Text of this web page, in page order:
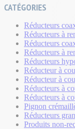
CATÉGORIES
Réducteurs
Réducteurs à
Réducteurs
Réducteurs à
Réducteurs
Réducteur à
Réducteur à
Réducteurs à
Réducteurs à
Pignon
Réducteurs
Produits non-